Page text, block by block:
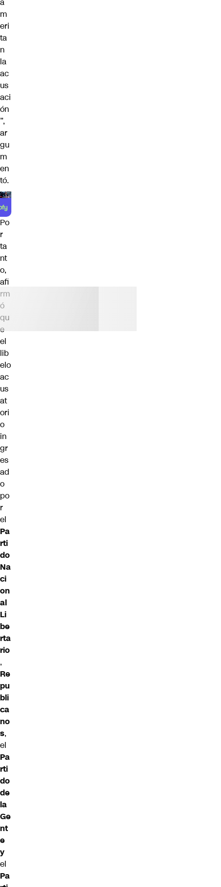
m
eri
ta
n
la
ac
us
aci
ón
”,
ar
gu
m
en
tó.
Po
r
ta
nt
o,
afi
rm
ó
qu
e
el
lib
elo
ac
us
at
ori
o
in
gr
es
ad
o
po
r
el
Pa
rti
do
Na
ci
on
al
Li
be
rta
rio
,
Re
pu
bli
ca
no
s,
el
Pa
rti
do
de
la
Ge
nt
e
y
el
Pa